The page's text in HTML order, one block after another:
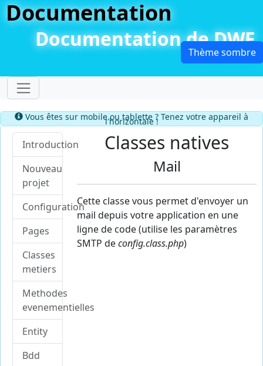
Documentation
Documentation de DWF
Dérouler le menu
Information
Vous êtes sur mobile ou tablette ? Tenez votre appareil à
l'horizontale !
Introduction
Nouveau
projet
Configuration
Pages
Classes
metiers
Methodes
evenementielles
Entity
Bdd
Classes natives
Mail
Cette classe vous permet d'envoyer un
mail depuis votre application en une
ligne de code (utilise les paramètres
SMTP deconfig.class.php)